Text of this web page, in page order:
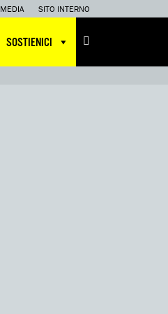
MEDIA SITO INTERNO
SOSTIENICI